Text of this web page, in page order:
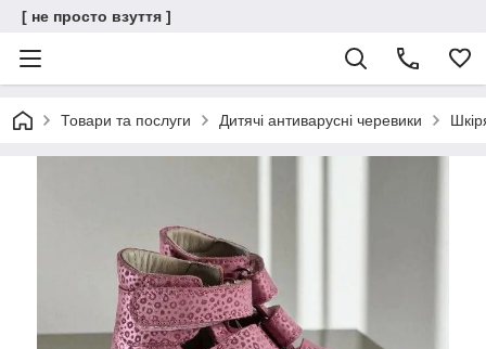
[ не просто взуття ]
Товари та послуги Дитячі антиварусні черевики